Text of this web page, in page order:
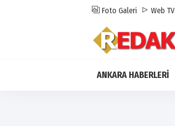
Foto Galeri Web TV
ANKARA HABERLERİ